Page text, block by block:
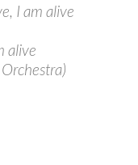
I am alive
alive